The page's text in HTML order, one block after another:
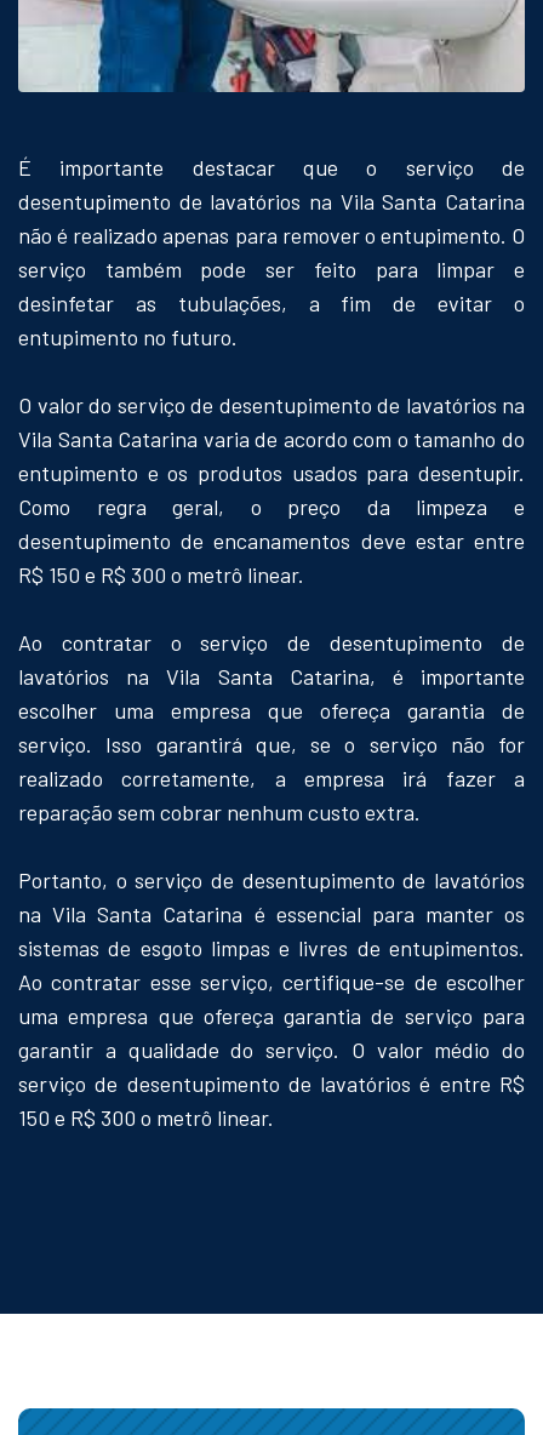
É importante destacar que o serviço de
desentupimento de lavatórios na Vila Santa Catarina
não é realizado apenas para remover o entupimento. O
serviço também pode ser feito para limpar e
desinfetar as tubulações, a fim de evitar o
entupimento no futuro.
O valor do serviço de desentupimento de lavatórios na
Vila Santa Catarina varia de acordo com o tamanho do
entupimento e os produtos usados para desentupir.
Como regra geral, o preço da limpeza e
desentupimento de encanamentos deve estar entre
R$ 150 e R$ 300 o metrô linear.
Ao contratar o serviço de desentupimento de
lavatórios na Vila Santa Catarina, é importante
escolher uma empresa que ofereça garantia de
serviço. Isso garantirá que, se o serviço não for
realizado corretamente, a empresa irá fazer a
reparação sem cobrar nenhum custo extra.
Portanto, o serviço de desentupimento de lavatórios
na Vila Santa Catarina é essencial para manter os
sistemas de esgoto limpas e livres de entupimentos.
Ao contratar esse serviço, certifique-se de escolher
uma empresa que ofereça garantia de serviço para
garantir a qualidade do serviço. O valor médio do
serviço de desentupimento de lavatórios é entre R$
150 e R$ 300 o metrô linear.